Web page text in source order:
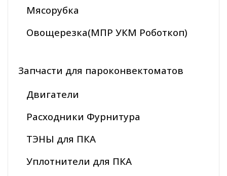
Мясорубка
Овощерезка(МПР УКМ Роботкоп)
Запчасти для пароконвектоматов
Двигатели
Расходники Фурнитура
ТЭНЫ для ПКА
Уплотнители для ПКА